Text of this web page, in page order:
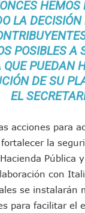
“Paseo De La Fama” En
Canadá Anuncia Vuelo
507 Personas
De Lemus Abre
De Ixtapa Privaría
Puerto Vallarta Acompaña
Puerto Vallarta Registra
SEAPAL Tendrá
Cae Presunto
Ponen En Marcha
Estado Y Municipio
Vuelca Camioneta Con
Así Protege La Suprema
Bosh, ¿la
Piloto Captó A Una
HEMOS
LA DECISIÓN
POSIBLES A
QUE PUEDAN
DE SU
EL
acciones para
la
Pública
con
se instalarán
para facilitar el